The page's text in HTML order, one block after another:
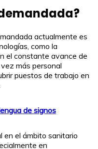
actualmente es
como la
el constante avance de
más personal
puestos de trabajo en
de signos
en el ámbito sanitario
en